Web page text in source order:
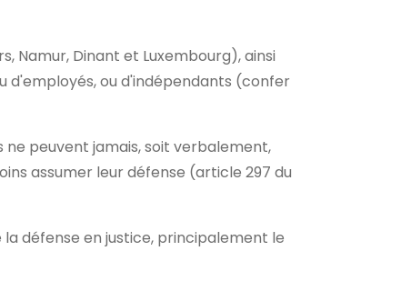
Namur, Dinant et Luxembourg), ainsi
d'employés, ou d'indépendants (confer
peuvent jamais, soit verbalement,
assumer leur défense (article 297 du
défense en justice, principalement le